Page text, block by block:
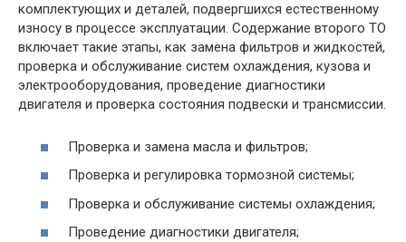
комплектующих и деталей, подвергшихся естественному
износу в процессе эксплуатации. Содержание второго ТО
включает такие этапы, как замена фильтров и жидкостей,
проверка и обслуживание систем охлаждения, кузова и
электрооборудования, проведение диагностики
двигателя и проверка состояния подвески и трансмиссии.
Проверка и замена масла и фильтров;
Проверка и регулировка тормозной системы;
Проверка и обслуживание системы охлаждения;
Проведение диагностики двигателя;